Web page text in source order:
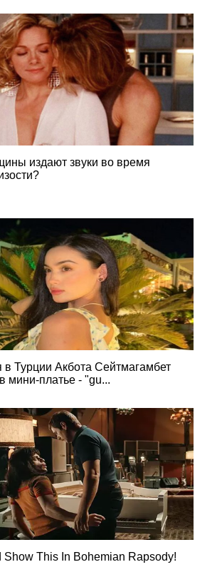
издают звуки во время
Турции Акбота Сейтмагамбет
мини-платье - "gu...
Show This In Bohemian Rapsody!